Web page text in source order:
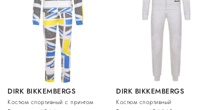
DIRK BIKKEMBERGS
Костюм спортивный с принтом
DIRK BIKKEMBERGS
Костюм спортивный